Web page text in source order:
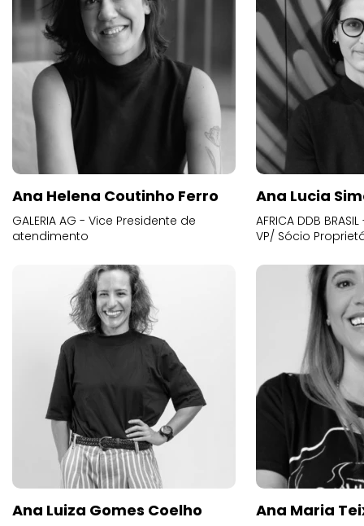
Ana Helena Coutinho Ferro
GALERIA AG - Vice Presidente de
atendimento
Ana Lucia
AFRICA DDB
VP/ Sócio
Ana Luiza Gomes Coelho Ana Maria